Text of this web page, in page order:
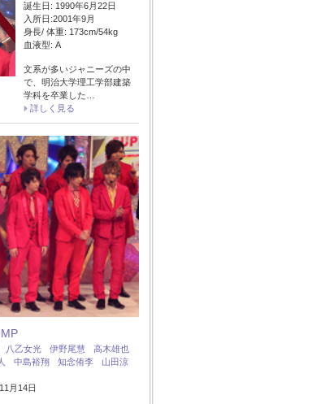
誕生日: 1990年6月22日
入所日:2001年9月
身長/ 体重: 173cm/54kg
血液型: A
文系が多いジャニーズの中
で、明治大学理工学部建築
学科を卒業した…
詳しく見る
八乙女光 伊野尾慧
高木雄也
中島裕翔 知念侑李
山田涼
月14日